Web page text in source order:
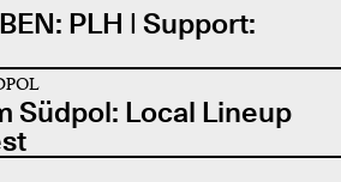
PLH | Support:
Südpol: Local Lineup